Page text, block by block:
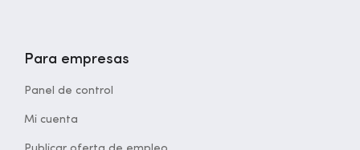
Para empresas
Panel de control
Mi cuenta